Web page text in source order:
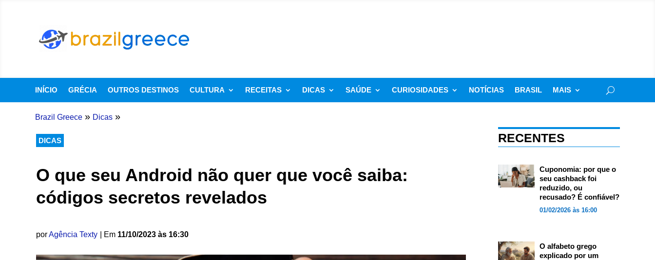
INÍCIO GRÉCIA OUTROS DESTINOS CULTURA RECEITAS DICAS SAÚDE CURIOSIDADES NOTÍCIAS BRASIL MAIS
Brazil Greece » Dicas »
DICAS
O que seu Android não quer que você saiba:
códigos secretos revelados
porAgência Texty | Em 11/10/2023 às 16:30
RECENTES
Cuponomia: por que o
seu cashback foi
reduzido, ou
recusado? É confiável?
01/02/2026 às 16:00
O alfabeto grego
explicado por um